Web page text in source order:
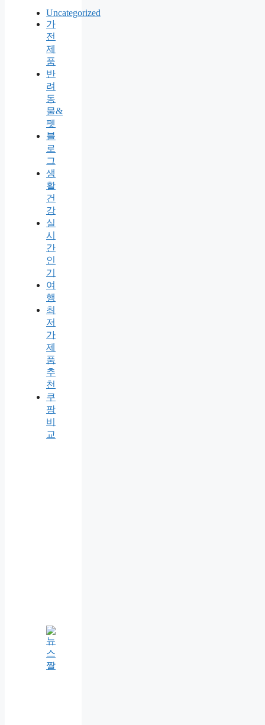
Uncategorized
가
전
제
품
반
려
동
물&
펫
블
로
그
생
활
건
강
실
시
간
인
기
여
행
최
저
가
제
품
추
천
쿠
팡
비
교